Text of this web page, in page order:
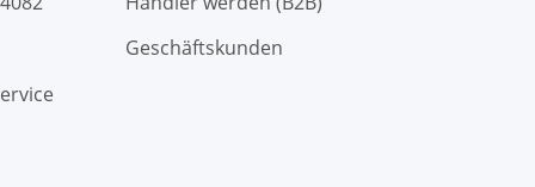
Geschäftskunden